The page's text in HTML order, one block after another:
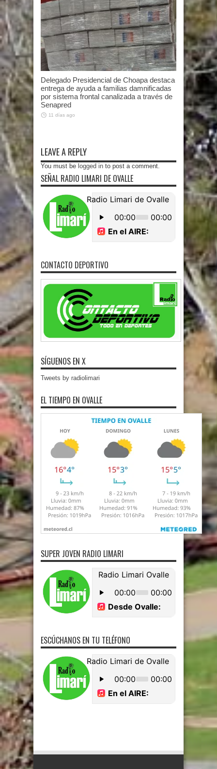
Delegado Presidencial de Choapa destaca
entrega de ayuda a familias damnificadas
por sistema frontal canalizada a través de
Senapred
11 días ago
LEAVE A REPLY
You must be logged in to post a comment.
SEÑAL RADIO LIMARI DE OVALLE
CONTACTO DEPORTIVO
SÍGUENOS EN X
Tweets by radiolimari
EL TIEMPO EN OVALLE
SUPER JOVEN RADIO LIMARI
ESCÚCHANOS EN TU TELÉFONO